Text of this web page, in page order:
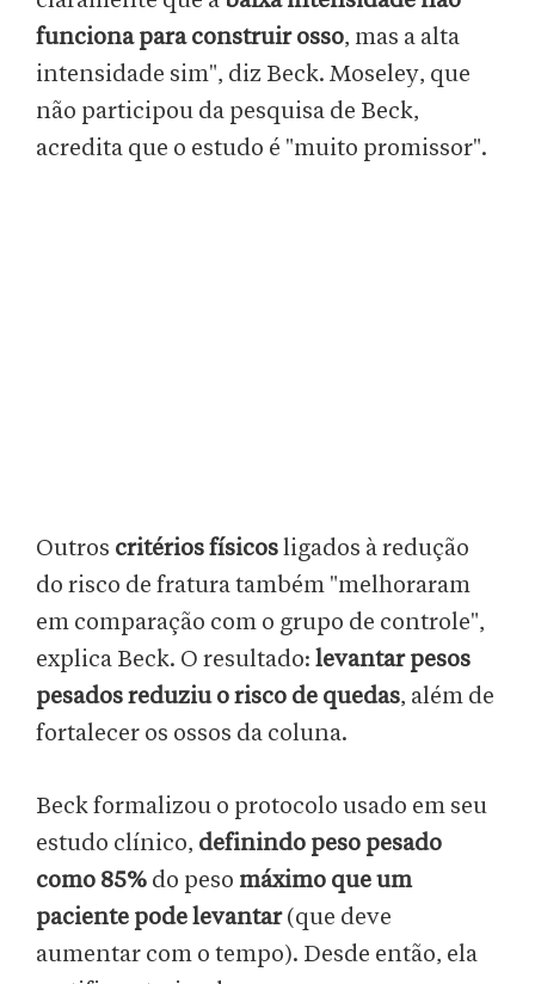
funciona para construir osso, mas a alta
intensidade sim", diz Beck. Moseley, que
não participou da pesquisa de Beck,
acredita que o estudo é "muito promissor".
Outros critérios físicosligados à redução
do risco de fratura também "melhoraram
em comparação com o grupo de controle",
explica Beck. O resultado: levantar pesos
pesados reduziu o risco de quedas, além de
fortalecer os ossos da coluna.
Beck formalizou o protocolo usado em seu
estudo clínico, definindo peso pesado
como 85% do peso máximo que um
paciente pode levantar(que deve
aumentar com o tempo). Desde então, ela